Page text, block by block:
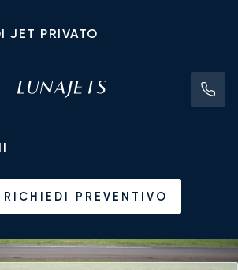
JET PRIVATO
RICHIEDI PREVENTIVO